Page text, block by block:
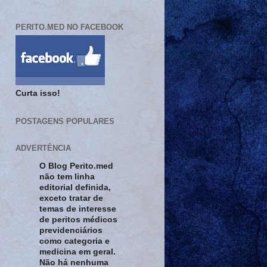
PERITO.MED NO FACEBOOK
Curta isso!
POSTAGENS POPULARES
ADVERTÊNCIA
O Blog Perito.med
não tem linha
editorial definida,
exceto tratar de
temas de interesse
de peritos médicos
previdenciários
como categoria e
medicina em geral.
Não há nenhuma